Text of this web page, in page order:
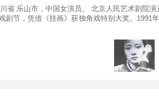
省 乐山市，中国女演员、 北京人民艺术剧院
剧节，凭借《挂画》获独角戏特别大奖。
电视剧《半路夫妻》，获得第二届“中国剧，中